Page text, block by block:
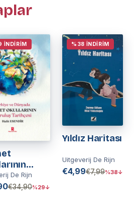
İNDIRIM
De Rijn
€34,90%29↓
%38 İNDIRIM
Yıldız Haritası
Uitgeverij De Rijn
€4,99€7,99%38↓